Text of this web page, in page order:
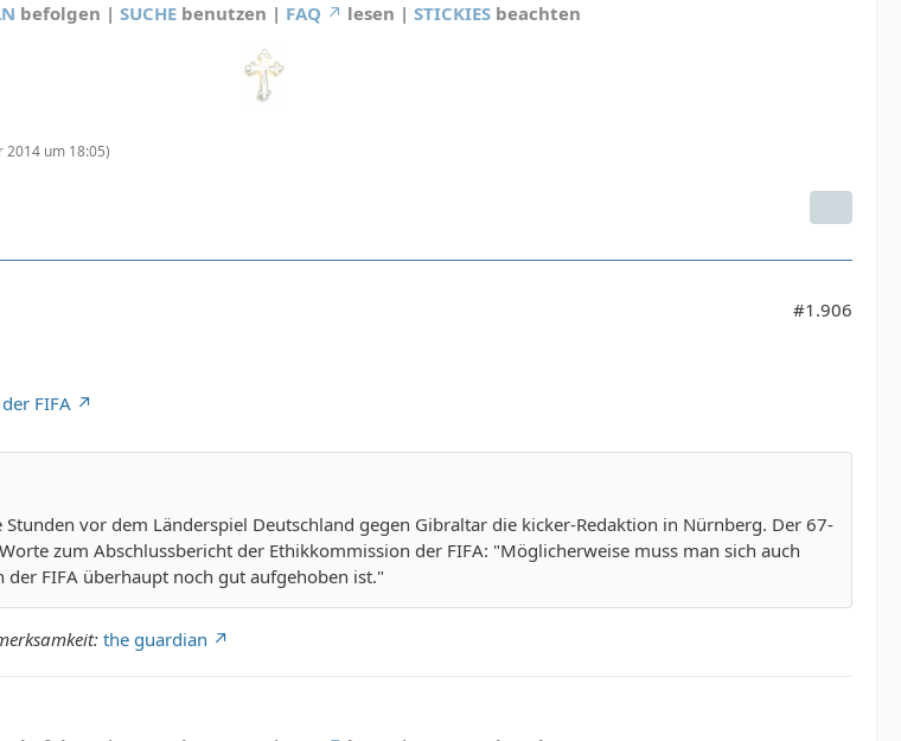
befolgen | SUCHE benutzen | FAQ lesen | STICKIES beachten
2014 um 18:05)
#1.906
FIFA
Stunden vor dem Länderspiel Deutschland gegen Gibraltar die kicker-Redaktion in Nürnberg. Der 67-
zum Abschlussbericht der Ethikkommission der FIFA: "Möglicherweise muss man sich auch
FIFA überhaupt noch gut aufgehoben ist."
the guardian